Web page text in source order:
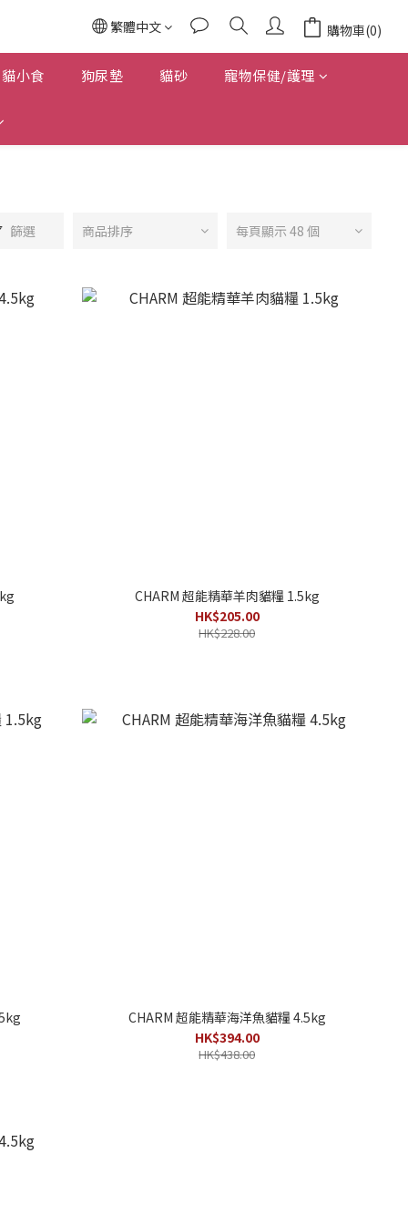
繁體中文 購物車(0)
貓小食 狗尿墊 貓砂 寵物保健/護理
篩選 商品排序 每頁顯示 48 個
CHARM 超能精華羊肉貓糧 1.5kg
HK$205.00
HK$228.00
CHARM 超能精華海洋魚貓糧 4.5kg
HK$394.00
HK$438.00